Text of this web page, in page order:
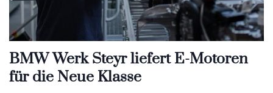
BMW Werk Steyr liefert E-Motoren
für die Neue Klasse